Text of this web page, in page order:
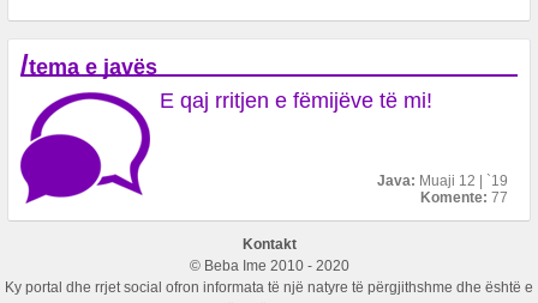
/tema e javës
E qaj rritjen e fëmijëve të mi!
Java: Muaji 12 | `19
Komente: 77
Kontakt
© Beba Ime 2010 - 2020
Ky portal dhe rrjet social ofron informata të një natyre të përgjithshme dhe është e